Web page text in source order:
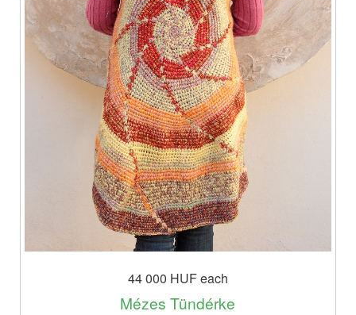
44 000 HUFeach
Mézes Tündérke